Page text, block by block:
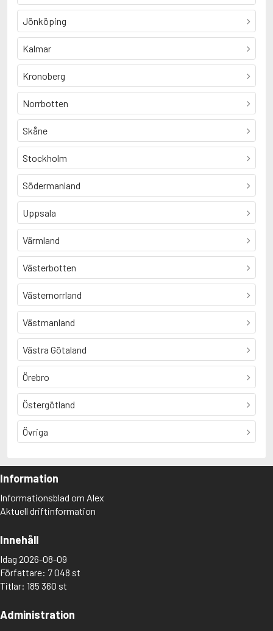
Jönköping
Kalmar
Kronoberg
Norrbotten
Skåne
Stockholm
Södermanland
Uppsala
Värmland
Västerbotten
Västernorrland
Västmanland
Västra Götaland
Örebro
Östergötland
Övriga
Information
Informationsblad om Alex
Aktuell driftinformation
Innehåll
Idag 2026-08-09
Författare: 7 048 st
Titlar: 185 360 st
Administration